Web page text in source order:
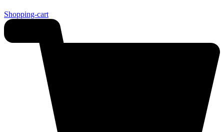
Shopping-cart